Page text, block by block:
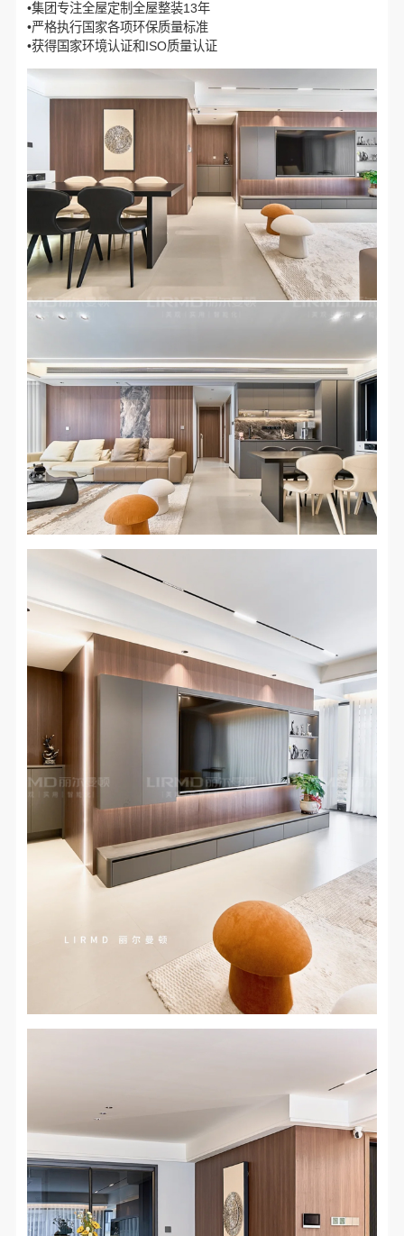
•集团专注全屋定制全屋整装13年
•严格执行国家各项环保质量标准
•获得国家环境认证和ISO质量认证